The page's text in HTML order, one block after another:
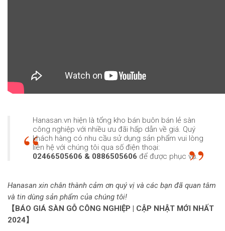
Hanasan.vn hiện là tổng kho bán buôn bán lẻ sàn
công nghiệp với nhiều ưu đãi hấp dẫn về giá. Quý
khách hàng có nhu cầu sử dụng sản phẩm vui lòng
liên hệ với chúng tôi qua số điện thoại:
02466505606 & 0886505606 để được phục vụ.
Hanasan xin chân thành cảm ơn quý vị và các bạn đã quan tâm
và tin dùng sản phẩm của chúng tôi!
【BÁO GIÁ SÀN GỖ CÔNG NGHIỆP | CẬP NHẬT MỚI NHẤT
2024】